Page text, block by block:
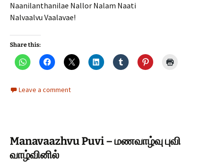
Naanilanthanilae Nallor Nalam Naati
Nalvaalvu Vaalavae!
Share this:
Leave a comment
Manavaazhvu Puvi – மணவாழ்வு புவி
வாழ்வினில்